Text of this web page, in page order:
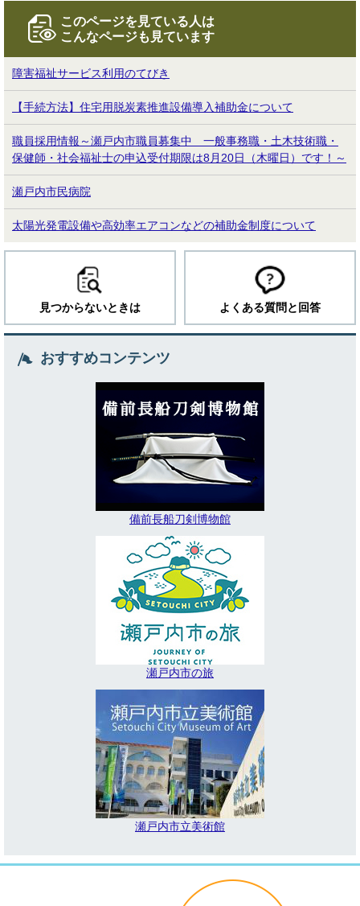
このページを見ている人は
こんなページも見ています
障害福祉サービス利用のてびき
【手続方法】住宅用脱炭素推進設備導入補助金について
職員採用情報～瀬戸内市職員募集中 一般事務職・土木技術職・
保健師・社会福祉士の申込受付期限は8月20日（木曜日）です！～
瀬戸内市民病院
太陽光発電設備や高効率エアコンなどの補助金制度について
見つからないときは よくある質問と回答
おすすめコンテンツ
備前長船刀剣博物館
瀬戸内市の旅
瀬戸内市立美術館